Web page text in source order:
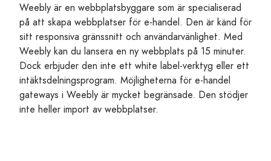
Weebly är en webbplatsbyggare som är specialiserad
på att skapa webbplatser för e-handel. Den är känd för
sitt responsiva gränssnitt och användarvänlighet. Med
Weebly kan du lansera en ny webbplats på 15 minuter.
Dock erbjuder den inte ett white label-verktyg eller ett
intäktsdelningsprogram. Möjligheterna för e-handel
gateways i Weebly är mycket begränsade. Den stödjer
inte heller import av webbplatser.